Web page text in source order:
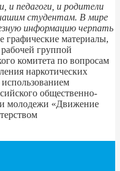
и педагоги, и родители
студентам. В мире
информацию черпать
графические материалы,
группой
комитета по вопросам
наркотических
общественно-
и молодежи «Движение